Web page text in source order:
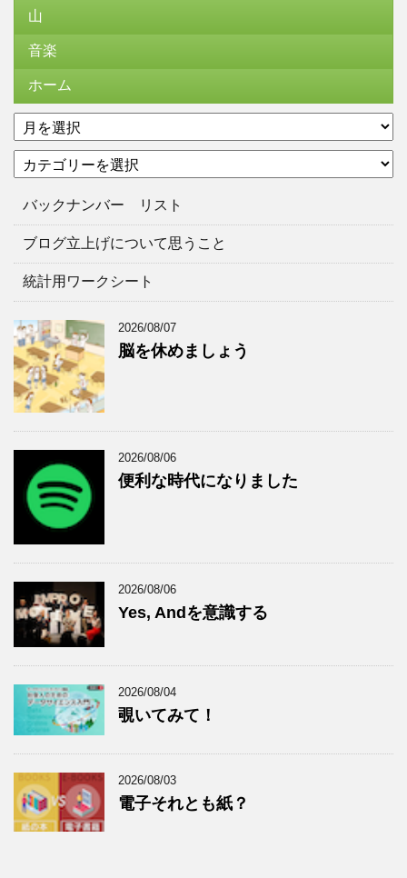
山
音楽
ホーム
ア
ー
カ
イ
テ
リ
バックナンバー リスト
ブログ立上げについて思うこと
統計用ワークシート
2026/08/07
脳を休めましょう
2026/08/06
便利な時代になりました
2026/08/06
Yes, Andを意識する
2026/08/04
覗いてみて！
2026/08/03
電子それとも紙？